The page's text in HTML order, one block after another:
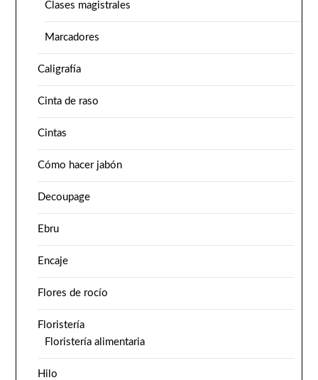
Clases magistrales
Marcadores
Caligrafía
Cinta de raso
Cintas
Cómo hacer jabón
Decoupage
Ebru
Encaje
Flores de rocío
Floristería
Floristería alimentaria
Hilo